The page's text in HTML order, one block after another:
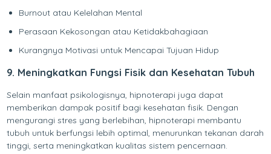
Burnout atau Kelelahan Mental
Perasaan Kekosongan atau Ketidakbahagiaan
Kurangnya Motivasi untuk Mencapai Tujuan Hidup
9. Meningkatkan Fungsi Fisik dan Kesehatan Tubuh
Selain manfaat psikologisnya, hipnoterapi juga dapat
memberikan dampak positif bagi kesehatan fisik. Dengan
mengurangi stres yang berlebihan, hipnoterapi membantu
tubuh untuk berfungsi lebih optimal, menurunkan tekanan darah
tinggi, serta meningkatkan kualitas sistem pencernaan.